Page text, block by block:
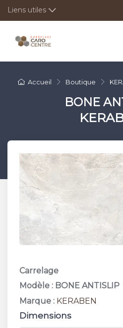
Liens utiles
Accueil Boutique
BONE
Carrelage
Modèle : BONE ANTISLIP
Marque : KERABEN
Dimensions